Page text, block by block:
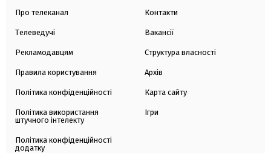
Про телеканал
Телеведучі
Рекламодавцям
Правила користування
Політика конфіденційності
Політика використання
штучного інтелекту
Політика конфіденційності
додатку
Контакти
Вакансії
Структура власності
Архів
Карта сайту
Ігри